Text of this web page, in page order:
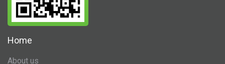
Home
About us